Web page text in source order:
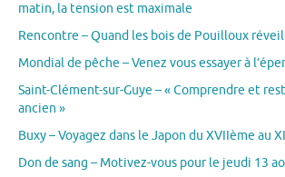
matin, la tension est maximale
Rencontre – Quand les bois de Pouilloux
Mondial de pêche – Venez vous essayer à
Saint-Clément-sur-Guye – « Comprendre et
ancien »
Buxy – Voyagez dans le Japon du XVIIème au
Don de sang – Motivez-vous pour le jeudi 13